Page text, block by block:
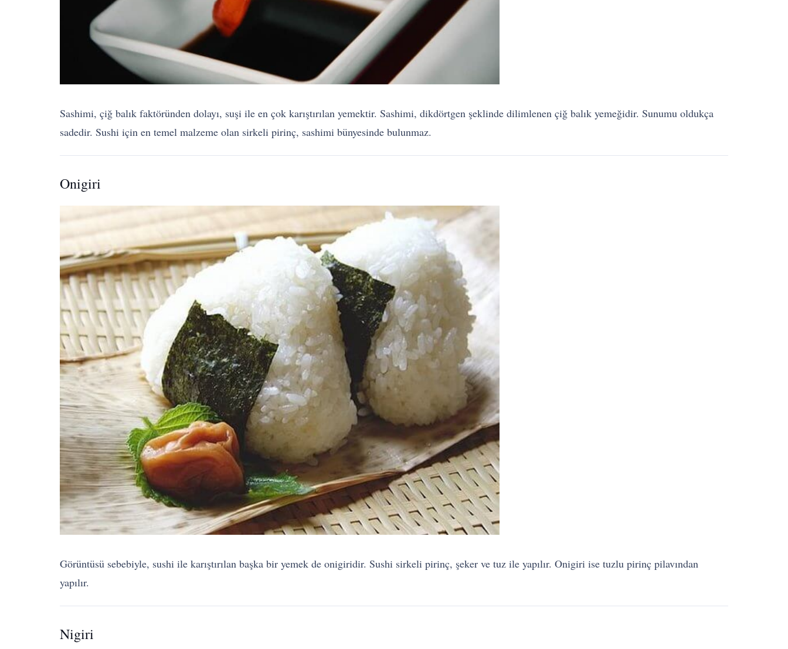
Sashimi, çiğ balık faktöründen dolayı, suşi ile en çok karıştırılan yemektir. Sashimi, dikdörtgen şeklinde dilimlenen çiğ balık yemeğidir. Sunumu oldukça
sadedir. Sushi için en temel malzeme olan sirkeli pirinç, sashimi bünyesinde bulunmaz.
Onigiri
Görüntüsü sebebiyle, sushi ile karıştırılan başka bir yemek de onigiridir. Sushi sirkeli pirinç, şeker ve tuz ile yapılır. Onigiri ise tuzlu pirinç pilavından
yapılır.
Nigiri